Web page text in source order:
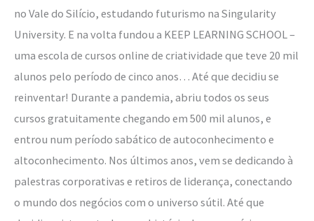
no Vale do Silício, estudando futurismo na Singularity
University. E na volta fundou a KEEP LEARNING SCHOOL –
uma escola de cursos online de criatividade que teve 20 mil
alunos pelo período de cinco anos… Até que decidiu se
reinventar! Durante a pandemia, abriu todos os seus
cursos gratuitamente chegando em 500 mil alunos, e
entrou num período sabático de autoconhecimento e
altoconhecimento. Nos últimos anos, vem se dedicando à
palestras corporativas e retiros de liderança, conectando
o mundo dos negócios com o universo sútil. Até que